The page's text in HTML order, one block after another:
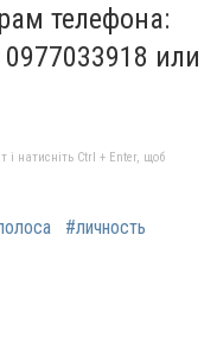
телефона:
или
і натисніть Ctrl + Enter, щоб
#личность